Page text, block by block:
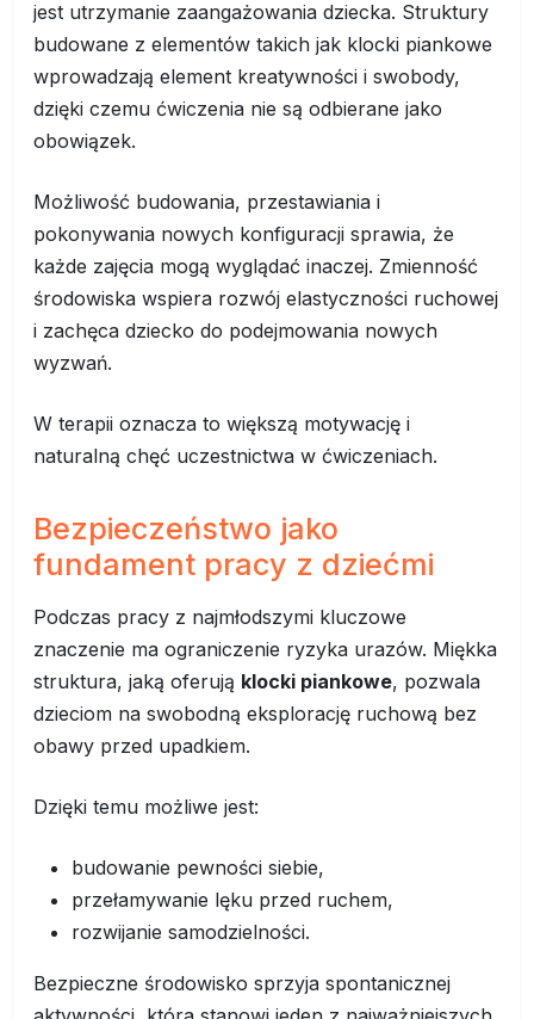
jest utrzymanie zaangażowania dziecka. Struktury
budowane z elementów takich jak klocki piankowe
wprowadzają element kreatywności i swobody,
dzięki czemu ćwiczenia nie są odbierane jako
obowiązek.
Możliwość budowania, przestawiania i
pokonywania nowych konfiguracji sprawia, że
każde zajęcia mogą wyglądać inaczej. Zmienność
środowiska wspiera rozwój elastyczności ruchowej
i zachęca dziecko do podejmowania nowych
wyzwań.
W terapii oznacza to większą motywację i
naturalną chęć uczestnictwa w ćwiczeniach.
Bezpieczeństwo jako
fundament pracy z dziećmi
Podczas pracy z najmłodszymi kluczowe
znaczenie ma ograniczenie ryzyka urazów. Miękka
struktura, jaką oferują klocki piankowe, pozwala
dzieciom na swobodną eksplorację ruchową bez
obawy przed upadkiem.
Dzięki temu możliwe jest:
budowanie pewności siebie,
przełamywanie lęku przed ruchem,
rozwijanie samodzielności.
Bezpieczne środowisko sprzyja spontanicznej